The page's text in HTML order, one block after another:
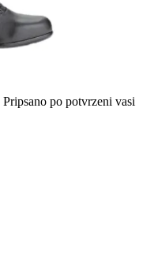
Pripsano po potvrzeni vasi